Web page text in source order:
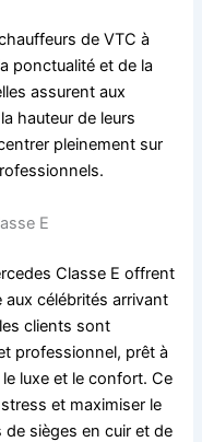
de VTC à
ponctualité et de la
assurent aux
hauteur de leurs
pleinement sur
E
Classe E offrent
aux célébrités arrivant
clients sont
professionnel, prêt à
luxe et le confort. Ce
et maximiser le
sièges en cuir et de